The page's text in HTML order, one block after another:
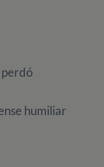
perdó
humiliar